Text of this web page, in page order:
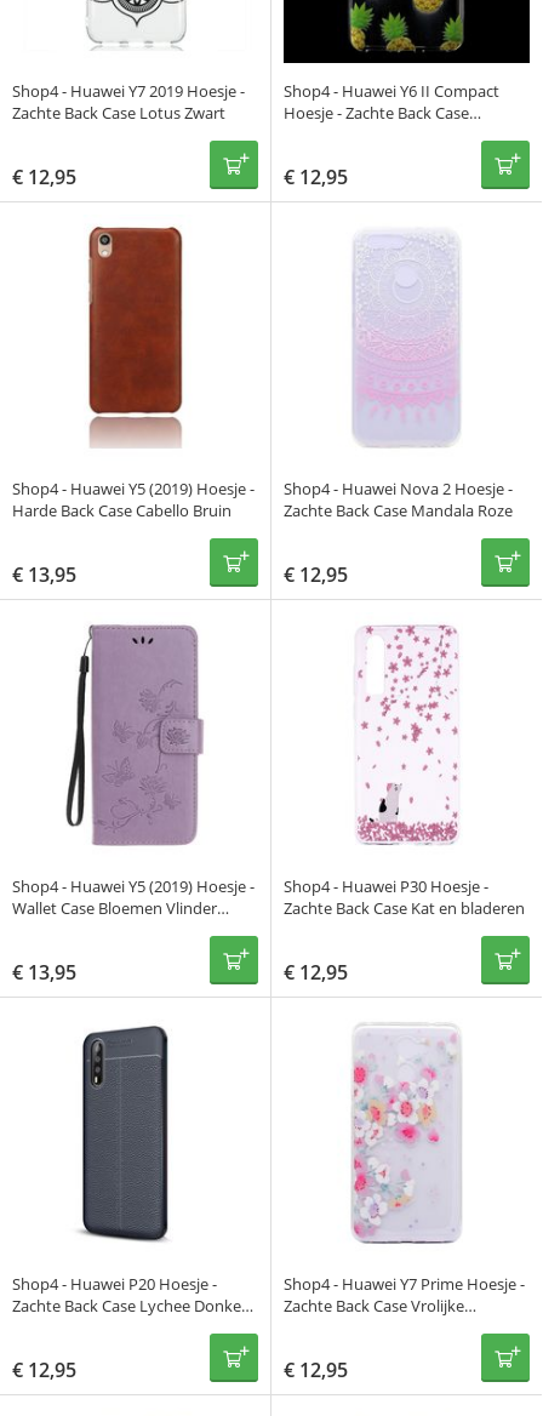
Shop4 - Huawei Y7 2019 Hoesje -
Zachte Back Case Lotus Zwart
€ 12,95
Shop4 - Huawei Y6 II Compact
Hoesje - Zachte Back Case
€ 12,95
Shop4 - Huawei Y5 (2019) Hoesje -
Harde Back Case Cabello Bruin
€ 13,95
Shop4 - Huawei Nova 2 Hoesje -
Zachte Back Case Mandala Roze
€ 12,95
Shop4 - Huawei Y5 (2019) Hoesje -
Wallet Case Bloemen Vlinder
€ 13,95
Shop4 - Huawei P30 Hoesje -
Zachte Back Case Kat en bladeren
€ 12,95
Shop4 - Huawei P20 Hoesje -
Zachte Back Case Lychee Donker
€ 12,95
Shop4 - Huawei Y7 Prime Hoesje -
Zachte Back Case Vrolijke
€ 12,95